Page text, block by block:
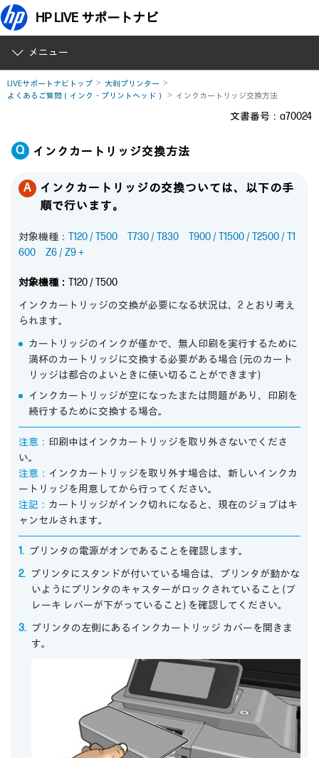
HP LIVE サポートナビ
メニュー
LIVEサポートナビトップ
大判プリンター
よくあるご質問（インク・プリントヘッド）
インクカートリッジ交換方法
文書番号：a70024
インクカートリッジ交換方法
インクカートリッジの交換ついては、以下の手
順で行います。
対象機種： T120 / T500 T730 / T830
T900 / T1500 / T2500 / T1
600
Z6 / Z9＋
対象機種： T120 / T500
インクカートリッジの交換が必要になる状況は、2 とおり考え
られます。
カートリッジのインクが僅かで、無人印刷を実行するために
満杯のカートリッジに交換する必要がある場合 (元のカート
リッジは都合のよいときに使い切ることができます)
インクカートリッジが空になったまたは問題があり、印刷を
続行するために交換する場合。
注意： 印刷中はインクカートリッジを取り外さないでくださ
い。
注意： インクカートリッジを取り外す場合は、新しいインクカ
ートリッジを用意してから行ってください。
注記： カートリッジがインク切れになると、現在のジョブはキ
ャンセルされます。
プリンタの電源がオンであることを確認します。
プリンタにスタンドが付いている場合は、プリンタが動かな
いようにプリンタのキャスターがロックされていること (ブ
レーキ レバーが下がっていること) を確認してください。
プリンタの左側にあるインクカートリッジ カバーを開きま
す。